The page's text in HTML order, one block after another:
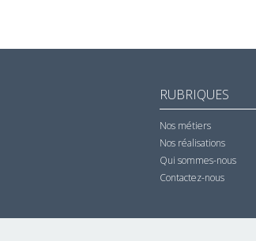
RUBRIQUES
Nos métiers
Nos réalisations
Qui sommes-nous
Contactez-nous